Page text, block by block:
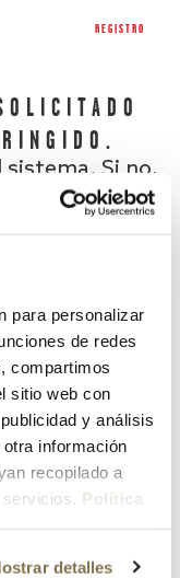
para personalizar
de redes
compartimos
sitio web con
y análisis
información
recopilado a
Política
detalles
REGISTRO
sistema. Si no,